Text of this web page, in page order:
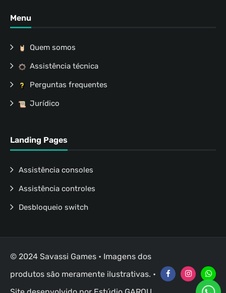
Menu
Quem somos
Assistência técnica
Perguntas frequentes
Jurídico
Landing Pages
Assistência consoles
Assistência controles
Desbloqueio switch
© 2024 Savassi Games • Imagens dos
produtos são meramente ilustrativas. •